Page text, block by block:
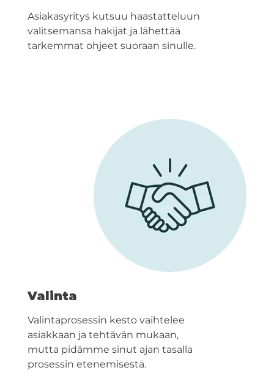
Asiakasyritys kutsuu haastatteluun
valitsemansa hakijat ja lähettää
tarkemmat ohjeet suoraan sinulle.
Valinta
Valintaprosessin kesto vaihtelee
asiakkaan ja tehtävän mukaan,
mutta pidämme sinut ajan tasalla
prosessin etenemisestä.